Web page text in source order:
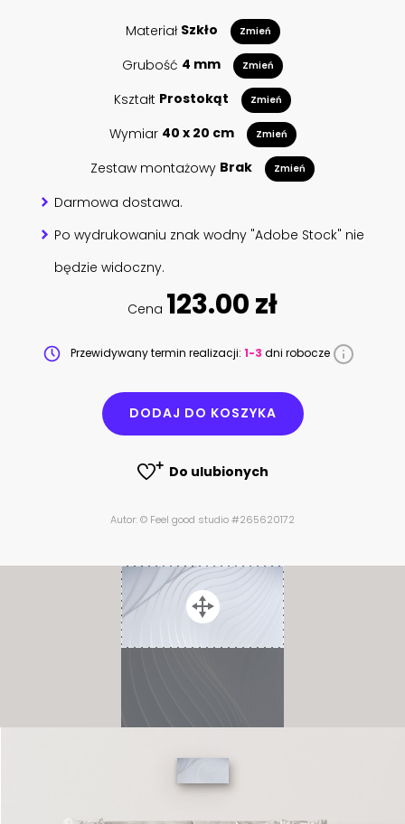
Materiał Szkło Zmień
Grubość 4 mm Zmień
Kształt Prostokąt Zmień
Wymiar 40 x 20 cm Zmień
Zestaw montażowy Brak Zmień
Darmowa dostawa.
Po wydrukowaniu znak wodny "Adobe Stock" nie
będzie widoczny.
Cena 123.00 zł
Przewidywany termin realizacji: 1-3 dni robocze
DODAJ DO KOSZYKA
Do ulubionych
Autor: © Feel good studio #265620172